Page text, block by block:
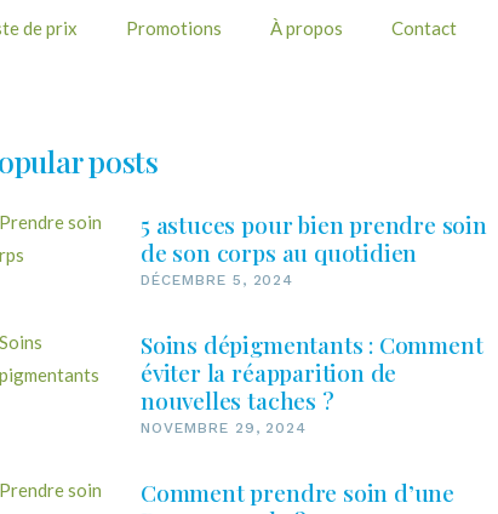
de prix Promotions À propos Contact
posts
5 astuces pour bien prendre soin
de son corps au quotidien
DÉCEMBRE 5, 2024
Soins dépigmentants : Comment
éviter la réapparition de
nouvelles taches ?
NOVEMBRE 29, 2024
Comment prendre soin d’une